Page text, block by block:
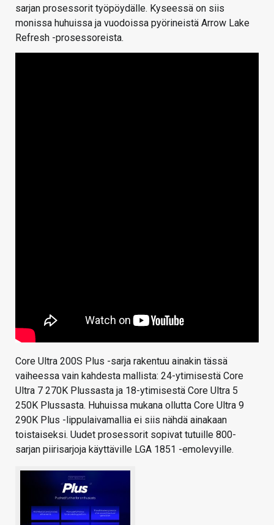
sarjan prosessorit työpöydälle. Kyseessä on siis
monissa huhuissa ja vuodoissa pyörineistä Arrow Lake
Refresh -prosessoreista.
Core Ultra 200S Plus -sarja rakentuu ainakin tässä
vaiheessa vain kahdesta mallista: 24-ytimisestä Core
Ultra 7 270K Plussasta ja 18-ytimisestä Core Ultra 5
250K Plussasta. Huhuissa mukana ollutta Core Ultra 9
290K Plus -lippulaivamallia ei siis nähdä ainakaan
toistaiseksi. Uudet prosessorit sopivat tutuille 800-
sarjan piirisarjoja käyttäville LGA 1851 -emolevyille.